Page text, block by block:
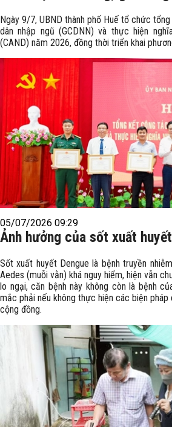
Ngày 9/7, UBND thành phố Huế tổ chức
dân nhập ngũ (GCDNN) và thực hiện
(CAND) năm 2026, đồng thời triển khai
05/07/2026 09:29
Ảnh hưởng của sốt xuất
Sốt xuất huyết Dengue là bệnh truyền
Aedes (muỗi vằn) khá nguy hiểm, hiện vẫn
lo ngại, căn bệnh này không còn là bệnh
mắc phải nếu không thực hiện các biện
cộng đồng.